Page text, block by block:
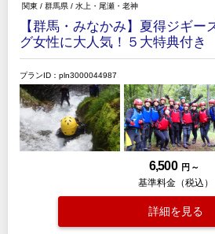
関東 / 群馬県 / 水上・尾瀬・老神
【群馬・みなかみ】夏得ジギー
グ女性に大人気！５大特典付き
プランID：pln3000044987
6,500 円 ～
基準料金（税込）
詳細を見る